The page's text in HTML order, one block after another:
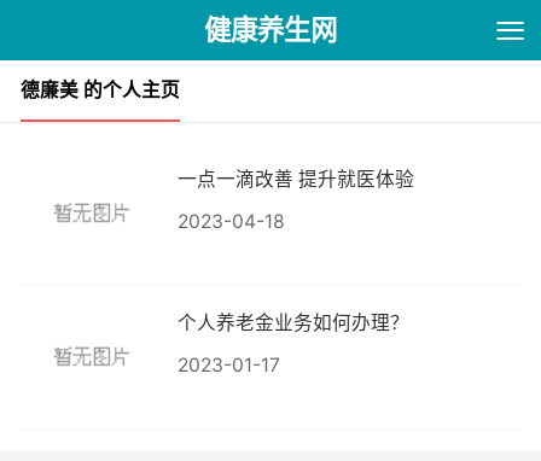
健康养生网
德廉美 的个人主页
一点一滴改善 提升就医体验
2023-04-18
个人养老金业务如何办理？
2023-01-17